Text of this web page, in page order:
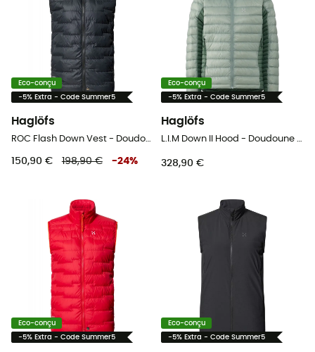
Eco-conçu
-5% Extra - Code Summer5
Haglöfs
ROC Flash Down Vest - Doudoune sans manches femme
150,90 € 198,90 € -24%
Eco-conçu
-5% Extra - Code Summer5
Haglöfs
L.I.M Down II Hood - Doudoune femme
328,90 €
Eco-conçu
-5% Extra - Code Summer5
Eco-conçu
-5% Extra - Code Summer5